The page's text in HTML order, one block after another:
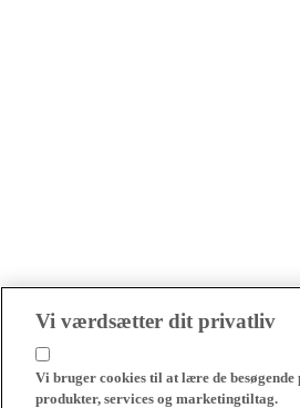
Vi værdsætter dit privatliv
Vi bruger cookies til at lære de besøgende
produkter, services og marketingtiltag.